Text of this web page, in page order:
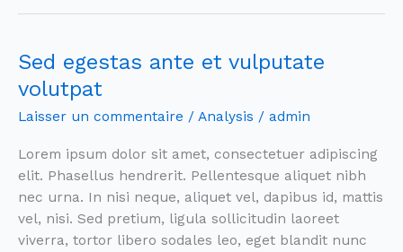
Sed egestas ante et vulputate
volutpat
Laisser un commentaire / Analysis / admin
Lorem ipsum dolor sit amet, consectetuer adipiscing
elit. Phasellus hendrerit. Pellentesque aliquet nibh
nec urna. In nisi neque, aliquet vel, dapibus id, mattis
vel, nisi. Sed pretium, ligula sollicitudin laoreet
viverra, tortor libero sodales leo, eget blandit nunc
Sed
egestas
et
volutpat